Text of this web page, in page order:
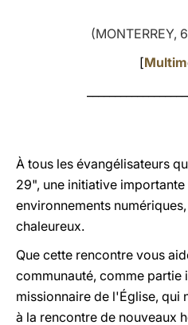
(MONTERREY,
[
À tous les évangélisateurs
29", une initiative
environnements
chaleureux.
Que cette rencontre vous
communauté, comme partie
missionnaire de l'Église, qui
à la rencontre de nouveaux